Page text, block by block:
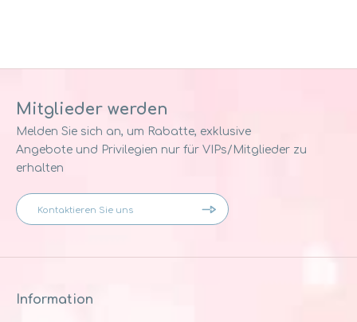
Mitglieder werden
Melden Sie sich an, um Rabatte, exklusive
Angebote und Privilegien nur für VIPs/Mitglieder zu
erhalten
Information